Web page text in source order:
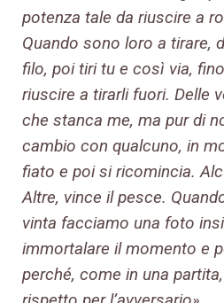
potenza tale da riuscire a
Quando sono loro a tirare,
filo, poi tiri tu e così via,
riuscire a tirarli fuori. Delle
che stanca me, ma pur di
cambio con qualcuno, in
fiato e poi si ricomincia.
Altre, vince il pesce.
vinta facciamo una foto
immortalare il momento e
perché, come in una